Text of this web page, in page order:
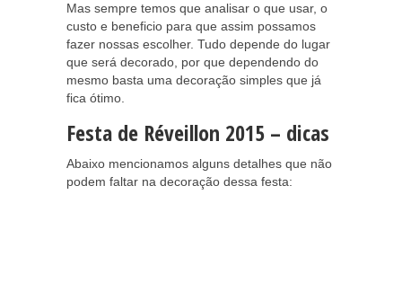
Mas sempre temos que analisar o que usar, o
custo e beneficio para que assim possamos
fazer nossas escolher. Tudo depende do lugar
que será decorado, por que dependendo do
mesmo basta uma decoração simples que já
fica ótimo.
Festa de Réveillon 2015 – dicas
Abaixo mencionamos alguns detalhes que não
podem faltar na decoração dessa festa: